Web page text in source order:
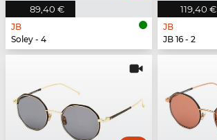
89,40 €
JB
Soley - 4
119,40 €
JB
JB 16 - 2